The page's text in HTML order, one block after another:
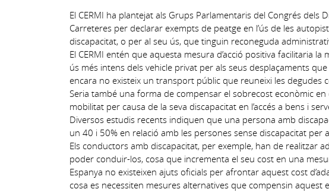
El CERMI ha plantejat als Grups Parlamentaris del Congrés dels
Carreteres per declarar exempts de peatge en l’ús de les
discapacitat, o per al seu ús, que tinguin reconeguda
El CERMI entén que aquesta mesura d’acció positiva facilitaria
ús més intens dels vehicle privat per als seus desplaçaments
encara no existeix un transport públic que reuneixi les degudes
Seria també una forma de compensar el sobrecost econòmic
mobilitat per causa de la seva discapacitat en l’accés a bens i
Diversos estudis recents indiquen que una persona amb
un 40 i 50% en relació amb les persones sense discapacitat per a
Els conductors amb discapacitat, per exemple, han de realitzar
poder conduir-los, cosa que incrementa el seu cost en una
Espanya no existeixen ajuts oficials per afrontar aquest cost
cosa es necessiten mesures alternatives que compensin aquest